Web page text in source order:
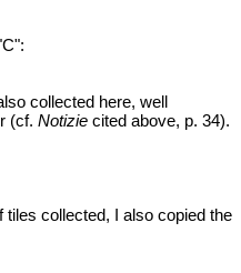
collected here, well
(cf. Notizie cited above, p. 34).
collected, I also copied the